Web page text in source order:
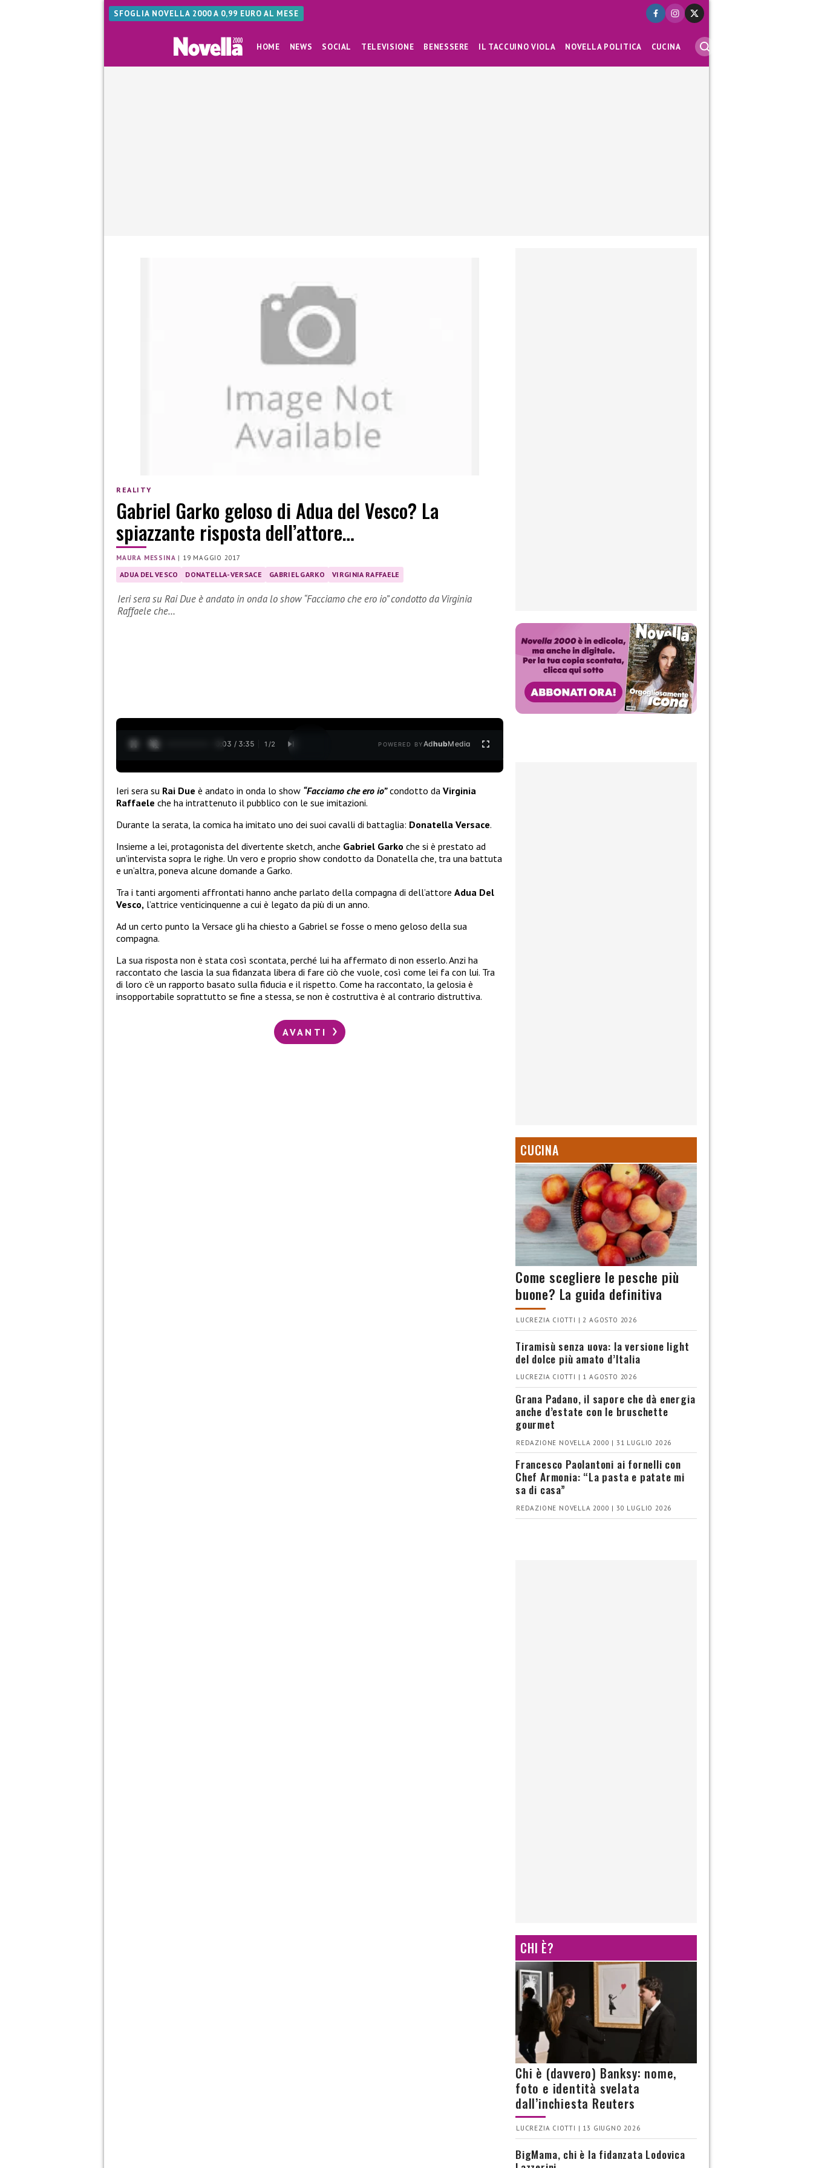
SFOGLIA NOVELLA 2000 A 0,99 EURO AL MESE
HOME NEWS SOCIAL TELEVISIONE BENESSERE IL TACCUINO VIOLA NOVELLA POLITICA CUCINA
REALITY
Gabriel Garko geloso di Adua del Vesco? La
spiazzante risposta dell’attore…
MAURA MESSINA | 19 MAGGIO 2017
ADUA DEL VESCO DONATELLA-VERSACE GABRIEL GARKO VIRGINIA RAFFAELE
Ieri sera su Rai Due è andato in onda lo show “Facciamo che ero io” condotto da Virginia
Raffaele che…
0:04 / 3:35 1 /2 POWERED BYAdhubMedia
Ieri sera su Rai Due è andato in onda lo show “Facciamo che ero io” condotto da Virginia
Raffaele che ha intrattenuto il pubblico con le sue imitazioni.
Durante la serata, la comica ha imitato uno dei suoi cavalli di battaglia: Donatella Versace.
Insieme a lei, protagonista del divertente sketch, anche Gabriel Garko che si è prestato ad
un’intervista sopra le righe. Un vero e proprio show condotto da Donatella che, tra una battuta
e un’altra, poneva alcune domande a Garko.
Tra i tanti argomenti affrontati hanno anche parlato della compagna di dell’attore Adua Del
Vesco, l’attrice venticinquenne a cui è legato da più di un anno.
Ad un certo punto la Versace gli ha chiesto a Gabriel se fosse o meno geloso della sua
compagna.
La sua risposta non è stata così scontata, perché lui ha affermato di non esserlo. Anzi ha
raccontato che lascia la sua fidanzata libera di fare ciò che vuole, così come lei fa con lui. Tra
di loro c’è un rapporto basato sulla fiducia e il rispetto. Come ha raccontato, la gelosia è
insopportabile soprattutto se fine a stessa, se non è costruttiva è al contrario distruttiva.
AVANTI
CUCINA
Come scegliere le pesche più
buone? La guida definitiva
LUCREZIA CIOTTI | 2 AGOSTO 2026
Tiramisù senza uova: la versione light
del dolce più amato d’Italia
LUCREZIA CIOTTI | 1 AGOSTO 2026
Grana Padano, il sapore che dà energia
anche d’estate con le bruschette
gourmet
REDAZIONE NOVELLA 2000 | 31 LUGLIO 2026
Francesco Paolantoni ai fornelli con
Chef Armonia: “La pasta e patate mi
sa di casa”
REDAZIONE NOVELLA 2000 | 30 LUGLIO 2026
CHI È?
Chi è (davvero) Banksy: nome,
foto e identità svelata
dall’inchiesta Reuters
LUCREZIA CIOTTI | 13 GIUGNO 2026
BigMama, chi è la fidanzata Lodovica